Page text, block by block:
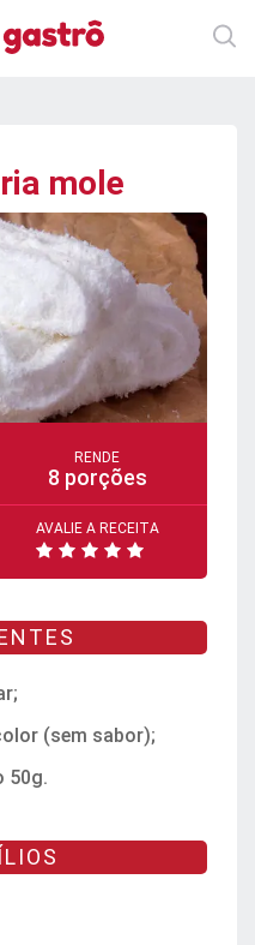
mole
RENDE
8 porções
AVALIE A RECEITA
(sem sabor);
50g.